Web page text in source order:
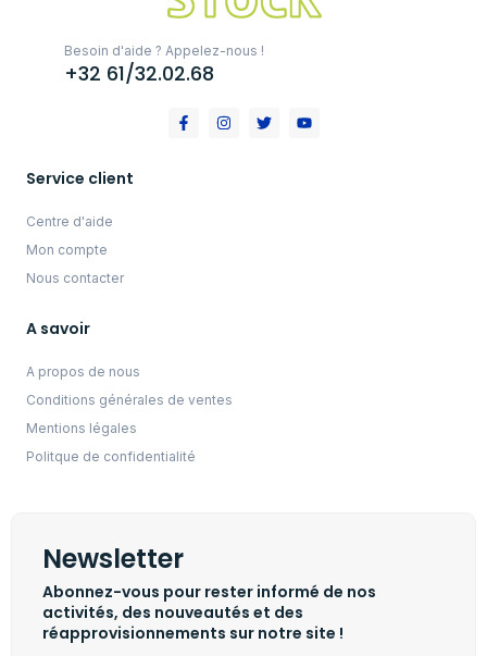
Besoin d'aide ? Appelez-nous !
+32 61/32.02.68
Service client
Centre d'aide
Mon compte
Nous contacter
A savoir
A propos de nous
Conditions générales de ventes
Mentions légales
Politque de confidentialité
Newsletter
Abonnez-vous pour rester informé de nos
activités, des nouveautés et des
réapprovisionnements sur notre site !